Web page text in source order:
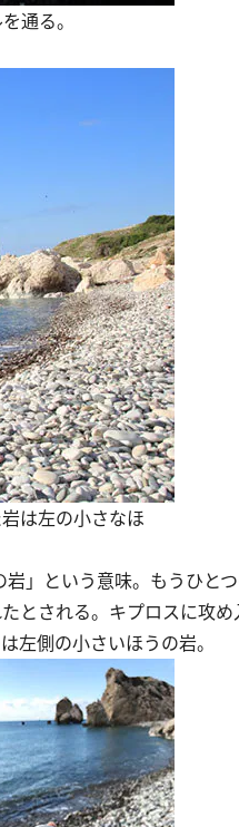
通る。
は左の小さなほ
」という意味。もうひと
とされる。キプロスに攻
左側の小さいほうの岩。